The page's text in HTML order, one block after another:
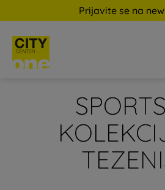
Prijavite se na